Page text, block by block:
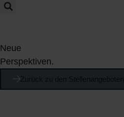
Neue
Perspektiven.
Zurück zu den Stellenangeboten